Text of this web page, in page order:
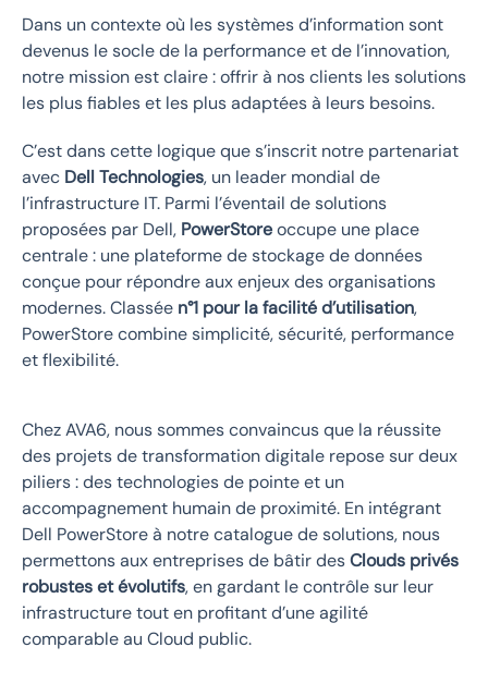
Dans un contexte où les systèmes d’information sont
devenus le socle de la performance et de l’innovation,
notre mission est claire : offrir à nos clients les solutions
les plus fiables et les plus adaptées à leurs besoins.
C’est dans cette logique que s’inscrit notre partenariat
avec Dell Technologies, un leader mondial de
l’infrastructure IT. Parmi l’éventail de solutions
proposées par Dell, PowerStoreoccupe une place
centrale : une plateforme de stockage de données
conçue pour répondre aux enjeux des organisations
modernes. Classée n°1 pour la facilité d’utilisation,
PowerStore combine simplicité, sécurité, performance
et flexibilité.
Chez AVA6, nous sommes convaincus que la réussite
des projets de transformation digitale repose sur deux
piliers : des technologies de pointe et un
accompagnement humain de proximité. En intégrant
Dell PowerStore à notre catalogue de solutions, nous
permettons aux entreprises de bâtir desClouds privés
robustes et évolutifs, en gardant le contrôle sur leur
infrastructure tout en profitant d’une agilité
comparable au Cloud public.